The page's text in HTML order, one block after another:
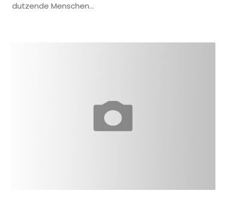
dutzende Menschen…